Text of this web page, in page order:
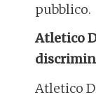
pubblico.
Atletico
Atletico